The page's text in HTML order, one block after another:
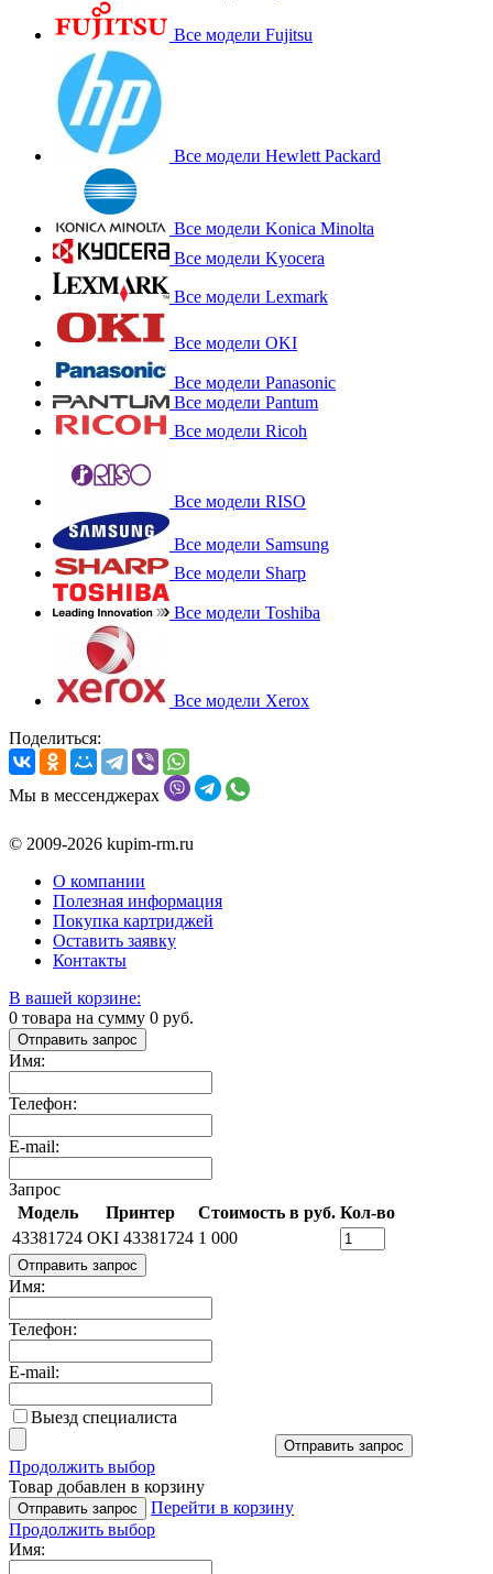
Все модели Fujitsu
Все модели Hewlett Packard
Все модели Konica Minolta
Все модели Kyocera
Все модели Lexmark
Все модели OKI
Все модели Panasonic
Все модели Pantum
Все модели Ricoh
Все модели RISO
Все модели Samsung
Все модели Sharp
Все модели Toshiba
Все модели Xerox
Поделиться:
Мы в мессенджерах
© 2009-2026 kupim-rm.ru
О компании
Полезная информация
Покупка картриджей
Оставить заявку
Контакты
В вашей корзине:
0 товара на сумму 0 руб.
Отправить запрос
Имя:
Телефон:
E-mail:
Запрос
Модель
Принтер Стоимость в руб. Кол-во
43381724 OKI 43381724 1 000
Отправить запрос
Имя:
Телефон:
E-mail:
Выезд специалиста
Отправить запрос
Продолжить выбор
Товар добавлен в корзину
Отправить запрос
Перейти в корзину
Продолжить выбор
Имя: